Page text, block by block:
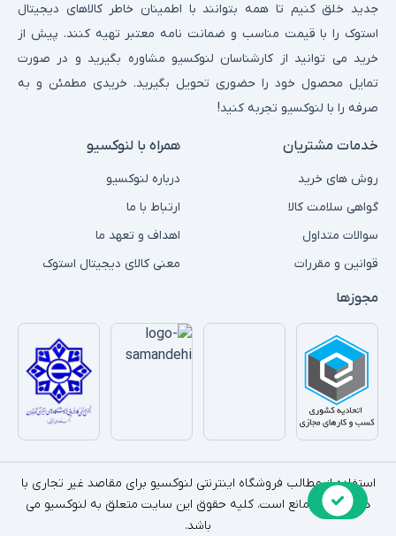
جدید خلق کنیم تا همه بتوانند با اطمینان خاطر کالاهای دیجیتال
استوک را با قیمت مناسب و ضمانت نامه معتبر تهیه کنند. پیش از
خرید می توانید از کارشناسان لنوکسیو مشاوره بگیرید و در صورت
تمایل محصول خود را حضوری تحویل بگیرید. خریدی مطمئن و به
صرفه را با لنوکسیو تجربه کنید!
خدمات مشتریان
روش های خرید
گواهی سلامت کالا
سوالات متداول
قوانین و مقررات
همراه با لنوکسیو
درباره لنوکسیو
ارتباط با ما
اهداف و تعهد ما
معنی کالای دیجیتال استوک
مجوزها
استفاده از مطالب فروشگاه اینترنتی لنوکسیو برای مقاصد غیر تجاری با
ذکر منبع بلامانع است. کلیه حقوق این سایت متعلق به لنوکسیو می
باشد.